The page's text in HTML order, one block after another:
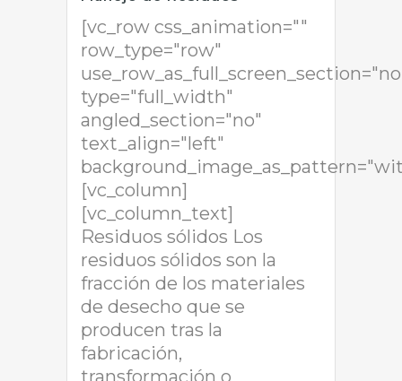
[vc_row css_animation=""
row_type="row"
type="full_width"
angled_section="no"
text_align="left"
[vc_column]
[vc_column_text]
Residuos sólidos Los
residuos sólidos son la
fracción de los materiales
de desecho que se
producen tras la
fabricación,